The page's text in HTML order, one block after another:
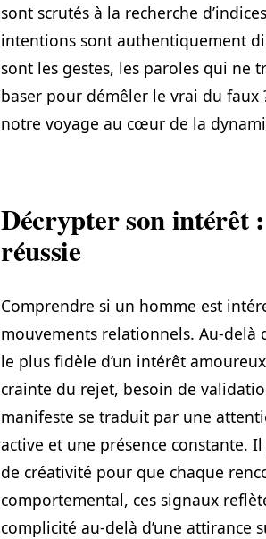
sont scrutés à la recherche
intentions sont authentiquement
sont les gestes, les paroles qui ne
baser pour démêler le vrai du faux
notre voyage au cœur de la
Décrypter son intérêt
réussie
Comprendre si un homme est
mouvements relationnels. Au-delà
le plus fidèle d’un intérêt
crainte du rejet, besoin de
manifeste se traduit par une
active et une présence constante.
de créativité pour que chaque
comportemental, ces signaux
complicité au-delà d’une attirance